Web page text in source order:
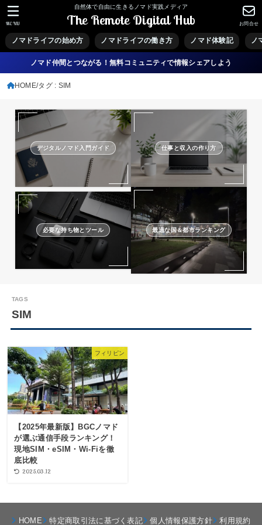
自然体で自由に生きるノマド実践メディア
The Remote Digital Hub
ノマドライフの始め方 ノマドライフの働き方 ノマド体験記 ノ
お問合せ
MENU
ノマド仲間とつながる！無料コミュニティで情報シェアしよう
HOME タグ : SIM
デジタルノマド入門ガイド 仕事と収入の作り方
必要な持ち物とツール 最適な国＆都市ランキング
SIM
フィリピン
【2025年最新版】BGCノマド
が選ぶ通信手段ランキング！
現地SIM・eSIM・Wi-Fiを徹
底比較
2025.03.12
HOME 特定商取引法に基づく表記 個人情報保護方針 利用規約